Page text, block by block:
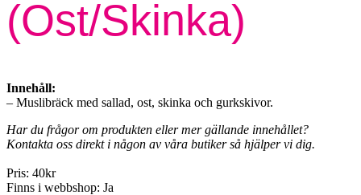
(Ost/Skinka)
Innehåll:
– Muslibräck med sallad, ost, skinka och gurkskivor.
Har du frågor om produkten eller mer gällande innehållet?
Kontakta oss direkt i någon av våra butiker så hjälper vi dig.
Pris: 40kr
Finns i webbshop: Ja